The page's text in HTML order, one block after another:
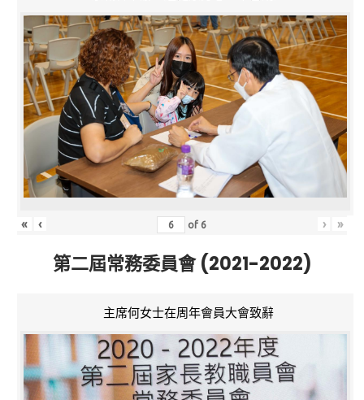
« ‹ of 6 › »
第二屆常務委員會 (2021-2022)
主席何女士在周年會員大會致辭